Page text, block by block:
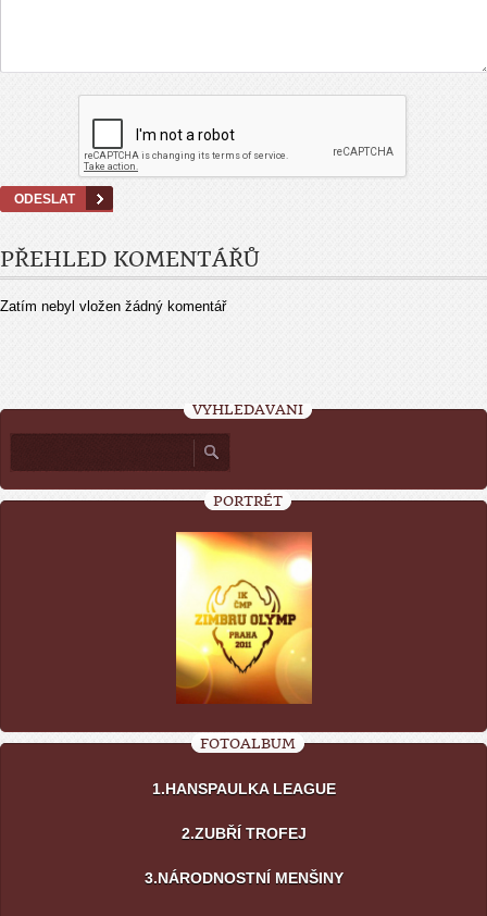
PŘEHLED KOMENTÁŘŮ
Zatím nebyl vložen žádný komentář
VYHLEDÁVÁNÍ
PORTRÉT
FOTOALBUM
1.HANSPAULKA LEAGUE
2.ZUBŘÍ TROFEJ
3.NÁRODNOSTNÍ MENŠINY